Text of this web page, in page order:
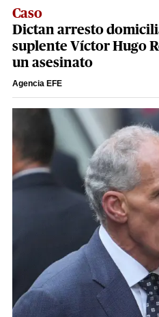
Caso
Dictan arresto
suplente Víctor Hugo
un asesinato
Agencia EFE